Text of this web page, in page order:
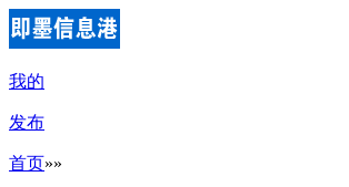
我的
发布
首页»»